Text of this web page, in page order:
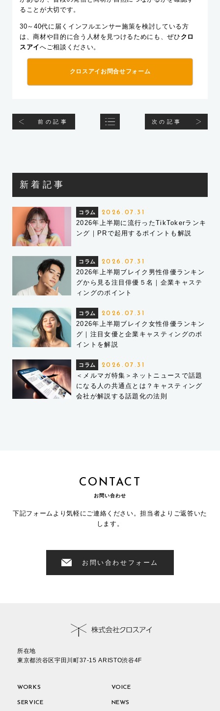
ることが大切です。
30～40代に届くインフルエンサー施策を検討している方
は、商材や目的に合う人材を見つけるためにも、ぜひ クロ
スアイへご相談ください。
クロスアイお問合せフォーム
前の記事 次の記事
新着記事
コラム 2026.07.31
2026年上半期に流行ったTikTokerランキ
ング｜PRで起用するポイントも解説
コラム 2026.07.31
2026年上半期ブレイク男性俳優ランキン
グから見る注目俳優５名｜企業キャステ
ィングのポイント
コラム 2026.07.31
2026年上半期ブレイク女性俳優ランキン
グ｜注目女優と企業キャスティングのポ
イントを解説
コラム 2026.07.31
＜メルマガ特集＞ネットニュースで話題
になる人の共通点とは？キャスティング
会社が解説する話題化の法則
CONTACT
お問い合わせ
下記フォームより気軽にご連絡ください。担当者よりご返答いた
します。
お問い合わせフォーム
所在地
東京都渋谷区宇田川町37-15 ARISTO渋谷4F
WORKS VOICE
SERVICE NEWS